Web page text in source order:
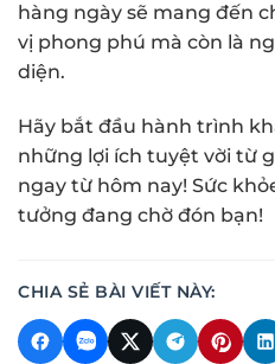
hàng ngày sẽ mang đến
vị phong phú mà còn là
diện.
Hãy bắt đầu hành trình
những lợi ích tuyệt vời từ
ngay từ hôm nay! Sức
tưởng đang chờ đón bạn!
CHIA SẺ BÀI VIẾT NÀY: